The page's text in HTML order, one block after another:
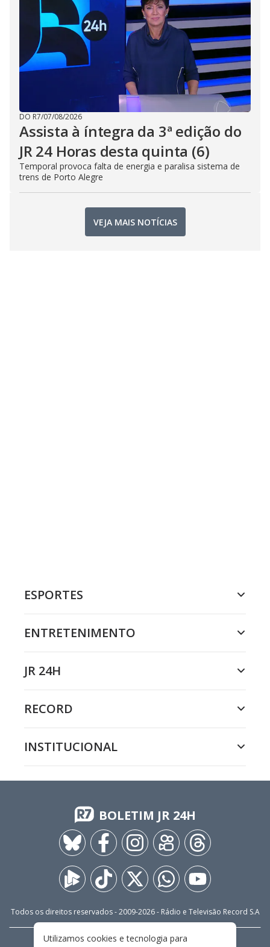
DO R7/07/08/2026
Assista à íntegra da 3ª edição do
JR 24 Horas desta quinta (6)
Temporal provoca falta de energia e paralisa sistema de
trens de Porto Alegre
VEJA MAIS NOTÍCIAS
ESPORTES
ENTRETENIMENTO
JR 24H
RECORD
INSTITUCIONAL
BOLETIM JR 24H
Todos os direitos reservados - 2009-2026- Rádio e Televisão Record S.A
Utilizamos cookies e tecnologia para